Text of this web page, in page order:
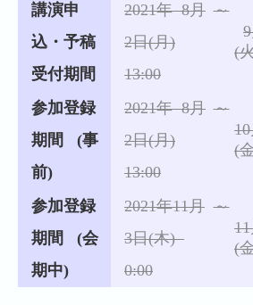
講演申
込・予稿
受付期間
2021年 8月
2日(月)
13:00
～
(
参加登録
期間 (事
前)
2021年 8月
2日(月)
13:00
～
(
参加登録
期間 (会
期中)
2021年11月
3日(木)
0:00
～
(